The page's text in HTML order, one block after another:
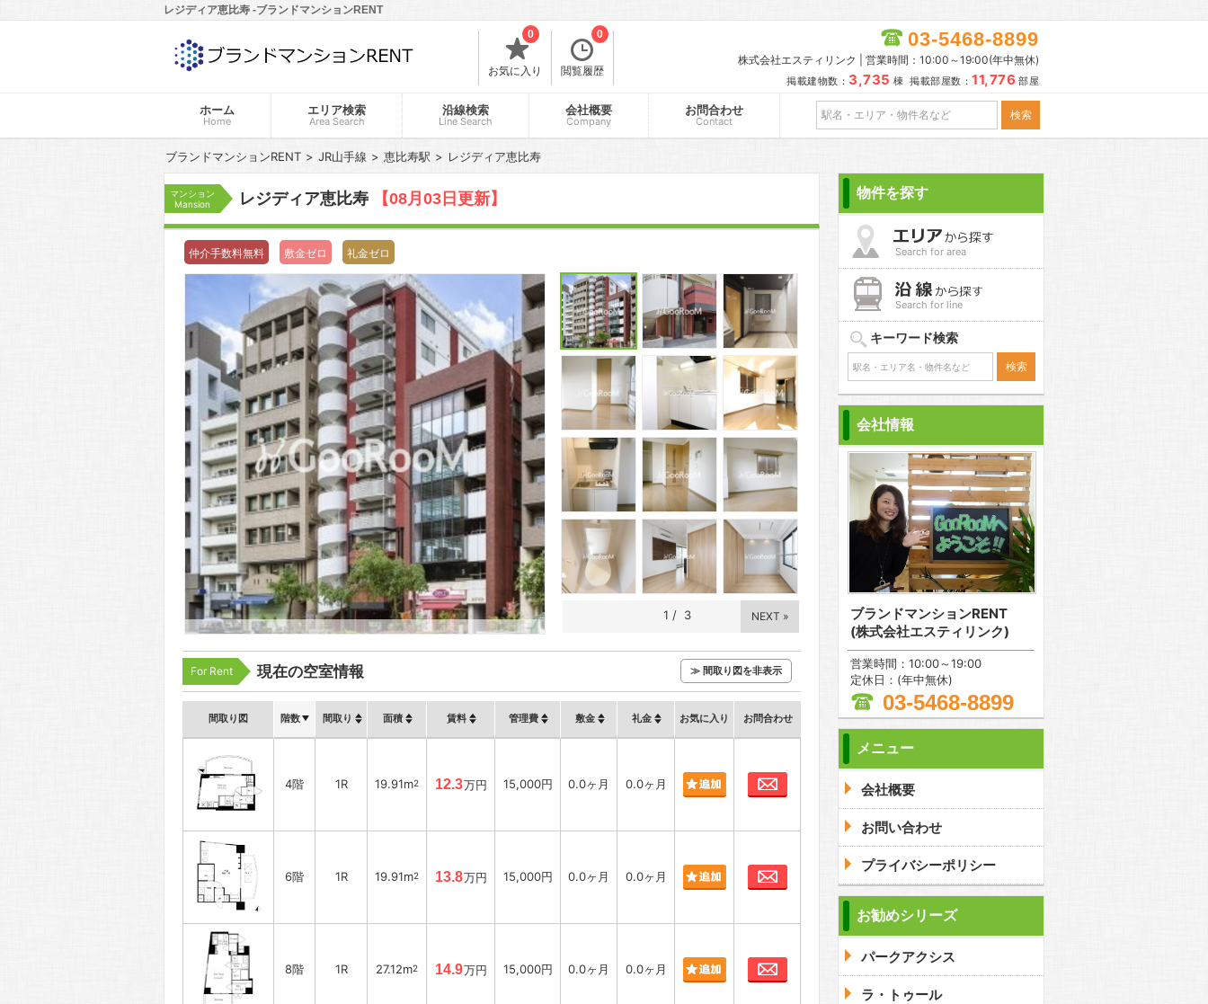
レジディア恵比寿 -ブランドマンションRENT
お気に入り
0
閲覧履歴
0 03-5468-8899
株式会社エスティリンク | 営業時間：10:00～19:00(年中無休)
掲載建物数： 3,735 棟 掲載部屋数： 11,776 部屋
ホーム
Home
エリア検索
Area Search
沿線検索
Line Search
会社概要
Company
お問合わせ
Contact
ブランドマンションRENT JR山手線 恵比寿駅 レジディア恵比寿
マンション
Mansion
レジディア恵比寿 【08月03日更新】
仲介手数料無料 敷金ゼロ 礼金ゼロ
1 / 3 NEXT »
For Rent 現在の空室情報 ≫ 間取り図を非表示
間取り図 階数 間取り 面積 賃料 管理費 敷金 礼金 お気に入り お問合わせ
4階 1R 19.91m2 12.3万円 15,000円 0.0ヶ月 0.0ヶ月 お問合わせ
6階 1R 19.91m2 13.8万円 15,000円 0.0ヶ月 0.0ヶ月 お問合わせ
8階 1R 27.12m2 14.9万円 15,000円 0.0ヶ月 0.0ヶ月 お問合わせ
物件を探す
Search for area
Search for line
キーワード検索
会社情報
ブランドマンションRENT
(株式会社エスティリンク)
営業時間：10:00～19:00
定休日：(年中無休)
03-5468-8899
メニュー
会社概要
お問い合わせ
プライバシーポリシー
お勧めシリーズ
パークアクシス
ラ・トゥール